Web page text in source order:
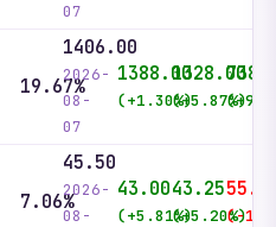
07
19.67%
1406.00
2026-
08-
07
1388.00
(+1.30%)
1328.00
(+5.87%)
7.06%
45.50
2026-
08-
43.00
(+5.81%)
43.25
(+5.20%)
(-